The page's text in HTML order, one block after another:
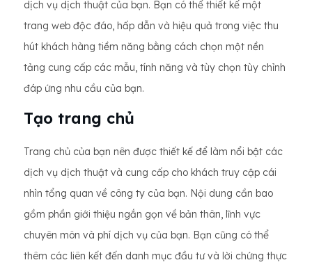
dịch vụ dịch thuật của bạn. Bạn có thể thiết kế một
trang web độc đáo, hấp dẫn và hiệu quả trong việc thu
hút khách hàng tiềm năng bằng cách chọn một nền
tảng cung cấp các mẫu, tính năng và tùy chọn tùy chỉnh
đáp ứng nhu cầu của bạn.
Tạo trang chủ
Trang chủ của bạn nên được thiết kế để làm nổi bật các
dịch vụ dịch thuật và cung cấp cho khách truy cập cái
nhìn tổng quan về công ty của bạn. Nội dung cần bao
gồm phần giới thiệu ngắn gọn về bản thân, lĩnh vực
chuyên môn và phí dịch vụ của bạn. Bạn cũng có thể
thêm các liên kết đến danh mục đầu tư và lời chứng thực